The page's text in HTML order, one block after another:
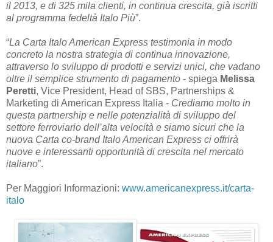
il 2013, e di 325 mila clienti, in continua crescita, già iscritti
al programma fedeltà Italo Più”.
“La Carta Italo American Express testimonia in modo
concreto la nostra strategia di continua innovazione,
attraverso lo sviluppo di prodotti e servizi unici, che vadano
oltre il semplice strumento di pagamento - spiega Melissa
Peretti, Vice President, Head of SBS, Partnerships &
Marketing di American Express Italia - Crediamo molto in
questa partnership e nelle potenzialità di sviluppo del
settore ferroviario dell’alta velocità e siamo sicuri che la
nuova Carta co-brand Italo American Express ci offrirà
nuove e interessanti opportunità di crescita nel mercato
italiano”.
Per Maggiori Informazioni: www.americanexpress.it/carta-
italo